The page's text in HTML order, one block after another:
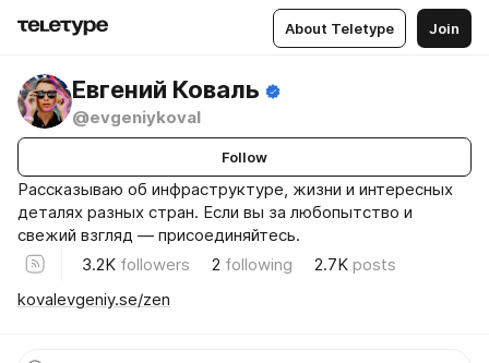
About Teletype Join
Евгений Коваль
@evgeniykoval
Follow
Рассказываю об инфраструктуре, жизни и интересных
деталях разных стран. Если вы за любопытство и
свежий взгляд — присоединяйтесь.
3.2K followers 2 following 2.7K posts
kovalevgeniy.se/zen